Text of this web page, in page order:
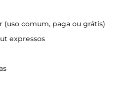
(uso comum, paga ou grátis)
expressos